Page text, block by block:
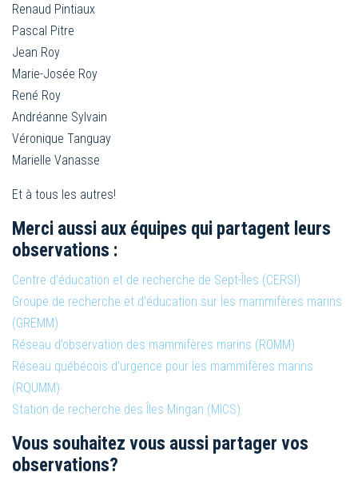
Renaud Pintiaux
Pascal Pitre
Jean Roy
Marie-Josée Roy
René Roy
Andréanne Sylvain
Véronique Tanguay
Marielle Vanasse
Et à tous les autres!
Merci aussi aux équipes qui partagent leurs
observations :
Centre d’éducation et de recherche de Sept-Îles (CERSI)
Groupe de recherche et d’éducation sur les mammifères marins
(GREMM)
Réseau d’observation des mammifères marins (ROMM)
Réseau québécois d’urgence pour les mammifères marins
(RQUMM)
Station de recherche des Îles Mingan (MICS)
Vous souhaitez vous aussi partager vos
observations?